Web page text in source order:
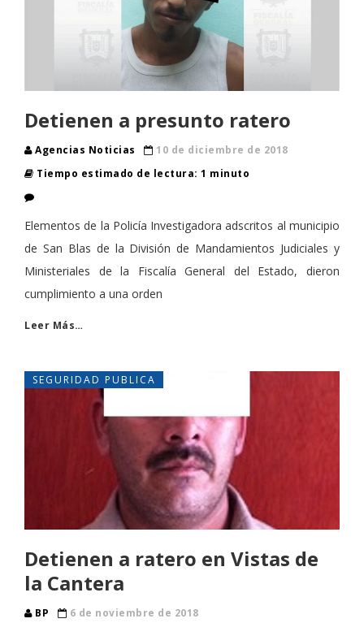
Detienen a presunto ratero
Agencias Noticias
10 de diciembre de 2018
Tiempo estimado de lectura: 1 minuto
Elementos de la Policía Investigadora adscritos al municipio
de San Blas de la División de Mandamientos Judiciales y
Ministeriales de la Fiscalía General del Estado, dieron
cumplimiento a una orden
Leer Más…
SEGURIDAD PUBLICA
Detienen a ratero en Vistas de
la Cantera
BP
6 de noviembre de 2018